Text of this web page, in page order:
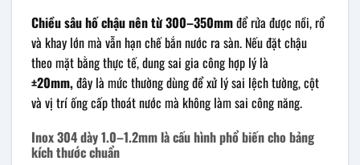
Chiều sâu hố chậu nên từ 300–350mmđể rửa được nồi, rổ
và khay lớn mà vẫn hạn chế bắn nước ra sàn. Nếu đặt chậu
theo mặt bằng thực tế, dung sai gia công hợp lý là
±20mm,đây là mức thường dùng để xử lý sai lệch tường, cột
và vị trí ống cấp thoát nước mà không làm sai công năng.
Inox 304 dày 1.0–1.2mm là cấu hình phổ biến cho bảng
kích thước chuẩn